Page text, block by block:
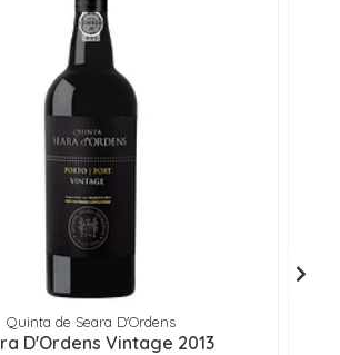
Quinta de Seara D'Ordens
D'Ordens Vintage 2013